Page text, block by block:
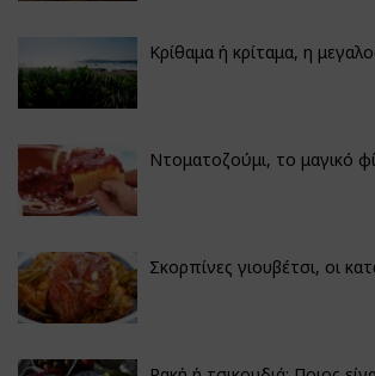
Κρίθαμα ή κρίταμα, η
Ντοματοζούμι, το μαγικό
Σκορπίνες γιουβέτσι, οι